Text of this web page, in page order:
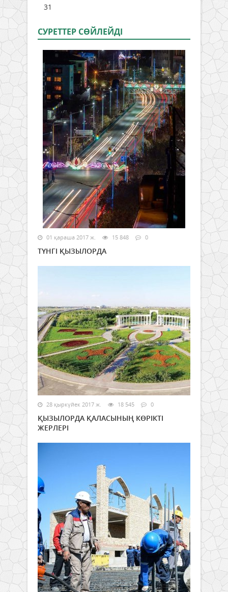
31
СУРЕТТЕР СӨЙЛЕЙДI
01 қараша 2017 ж. 15 848 0
ТҮНГІ ҚЫЗЫЛОРДА
28 қыркүйек 2017 ж. 18 545 0
ҚЫЗЫЛОРДА ҚАЛАСЫНЫҢ КӨРІКТІ
ЖЕРЛЕРІ